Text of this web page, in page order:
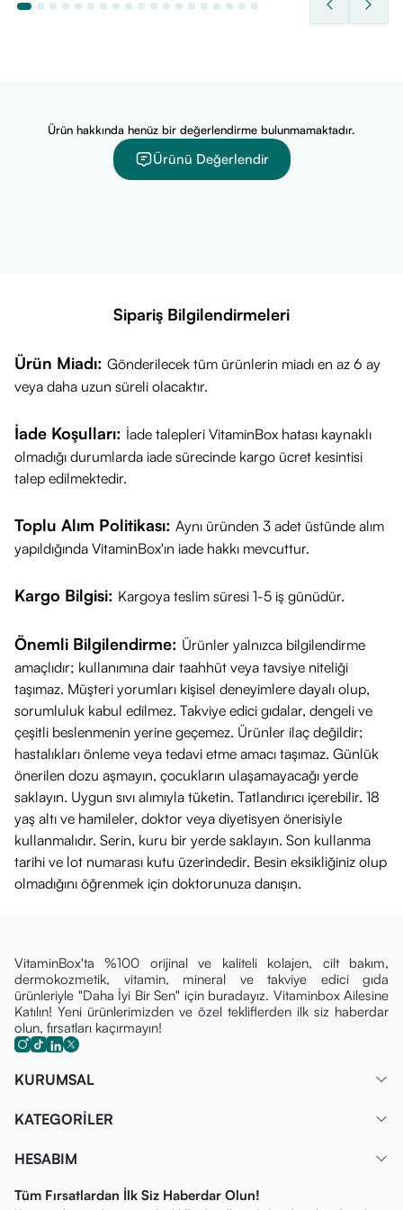
Ürün hakkında henüz bir değerlendirme bulunmamaktadır.
Ürünü Değerlendir
Sipariş Bilgilendirmeleri
Ürün Miadı: Gönderilecek tüm ürünlerin miadı en az 6 ay
veya daha uzun süreli olacaktır.
İade Koşulları: İade talepleri VitaminBox hatası kaynaklı
olmadığı durumlarda iade sürecinde kargo ücret kesintisi
talep edilmektedir.
Toplu Alım Politikası: Aynı üründen 3 adet üstünde alım
yapıldığında VitaminBox'ın iade hakkı mevcuttur.
Kargo Bilgisi: Kargoya teslim süresi 1-5 iş günüdür.
Önemli Bilgilendirme: Ürünler yalnızca bilgilendirme
amaçlıdır; kullanımına dair taahhüt veya tavsiye niteliği
taşımaz. Müşteri yorumları kişisel deneyimlere dayalı olup,
sorumluluk kabul edilmez. Takviye edici gıdalar, dengeli ve
çeşitli beslenmenin yerine geçemez. Ürünler ilaç değildir;
hastalıkları önleme veya tedavi etme amacı taşımaz. Günlük
önerilen dozu aşmayın, çocukların ulaşamayacağı yerde
saklayın. Uygun sıvı alımıyla tüketin. Tatlandırıcı içerebilir. 18
yaş altı ve hamileler, doktor veya diyetisyen önerisiyle
kullanmalıdır. Serin, kuru bir yerde saklayın. Son kullanma
tarihi ve lot numarası kutu üzerindedir. Besin eksikliğiniz olup
olmadığını öğrenmek için doktorunuza danışın.
VitaminBox'ta %100 orijinal ve kaliteli kolajen, cilt bakım,
dermokozmetik, vitamin, mineral ve takviye edici gıda
ürünleriyle "Daha İyi Bir Sen" için buradayız. Vitaminbox Ailesine
Katılın! Yeni ürünlerimizden ve özel tekliflerden ilk siz haberdar
olun, fırsatları kaçırmayın!
KURUMSAL
KATEGORİLER
HESABIM
Tüm Fırsatlardan İlk Siz Haberdar Olun!